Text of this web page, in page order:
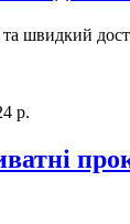
та швидкий
р.